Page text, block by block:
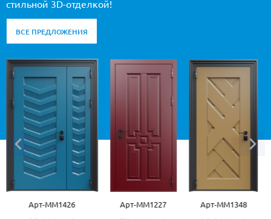
стильной 3D-отделкой!
ВСЕ ПРЕДЛОЖЕНИЯ
Арт-ММ1426 Арт-ММ1227 Арт-ММ1348